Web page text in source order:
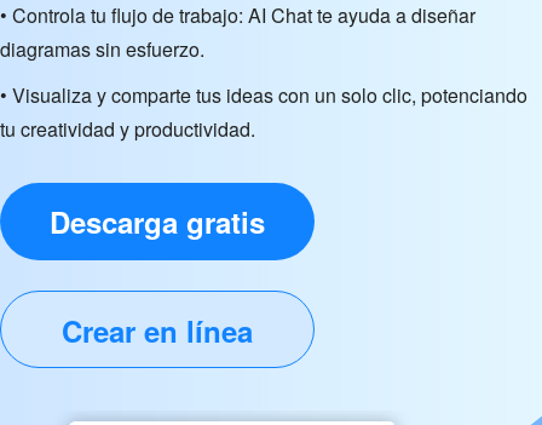
• Controla tu flujo de trabajo: AI Chat te ayuda a diseñar
diagramas sin esfuerzo.
• Visualiza y comparte tus ideas con un solo clic, potenciando
tu creatividad y productividad.
Descarga gratis
Crear en línea